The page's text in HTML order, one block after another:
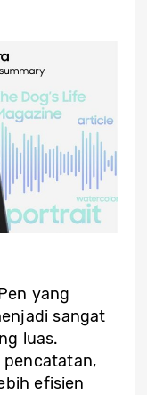
yang
sangat
luas.
pencatatan,
efisien